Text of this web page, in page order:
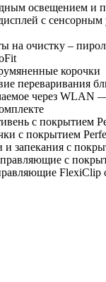
освещением и
с
на очистку –
корочки
переваривания
через WLAN
с покрытием
с покрытием
и запекания с
с
FlexiClip